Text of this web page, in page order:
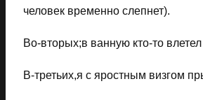
человек временно слепнет).
Во-вторых;в ванную кто-то
В-третьих,я с яростным визгом